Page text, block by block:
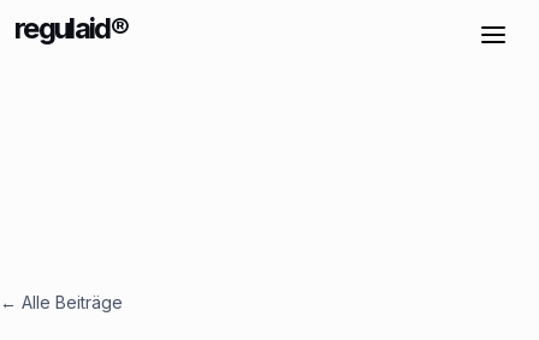
regulaid®
← Alle Beiträge